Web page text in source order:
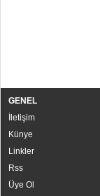
GENEL
İletişim
Künye
Linkler
Rss
Üye Ol